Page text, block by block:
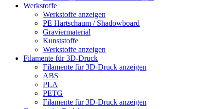
Werkstoffe
Werkstoffe anzeigen
PE Hartschaum / Shadowboard
Graviermaterial
Kunststoffe
Werkstoffe anzeigen
Filamente für 3D-Druck
Filamente für 3D-Druck anzeigen
ABS
PLA
PETG
Filamente für 3D-Druck anzeigen